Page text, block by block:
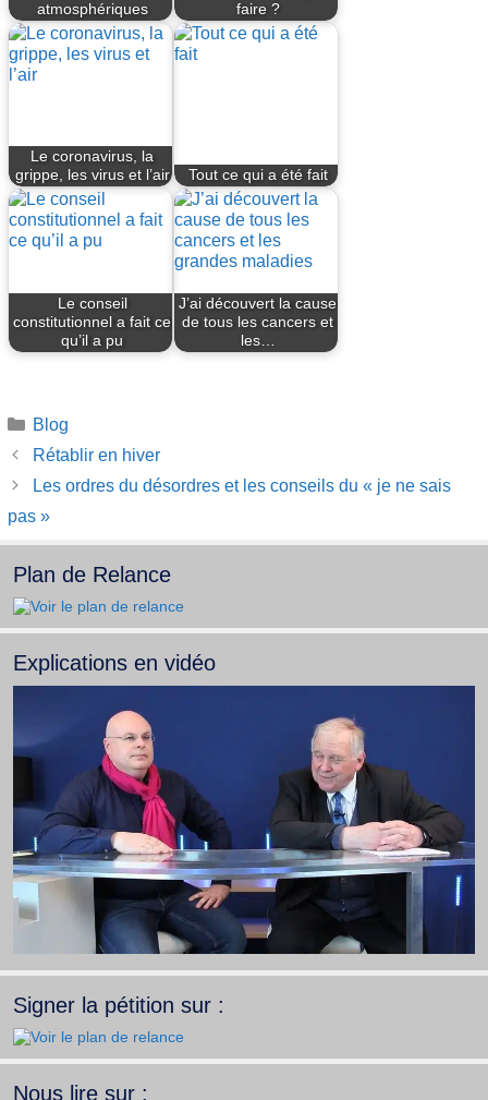
atmosphériques
faire ?
Le coronavirus, la
grippe, les virus et l’air
Tout ce qui a été fait
Le conseil
constitutionnel a fait ce
qu’il a pu
J’ai découvert la cause
de tous les cancers et
les…
Catégories
Blog
Rétablir en hiver
Les ordres du désordres et les conseils du « je ne sais
pas »
Plan de Relance
Explications en vidéo
Signer la pétition sur :
Nous lire sur :